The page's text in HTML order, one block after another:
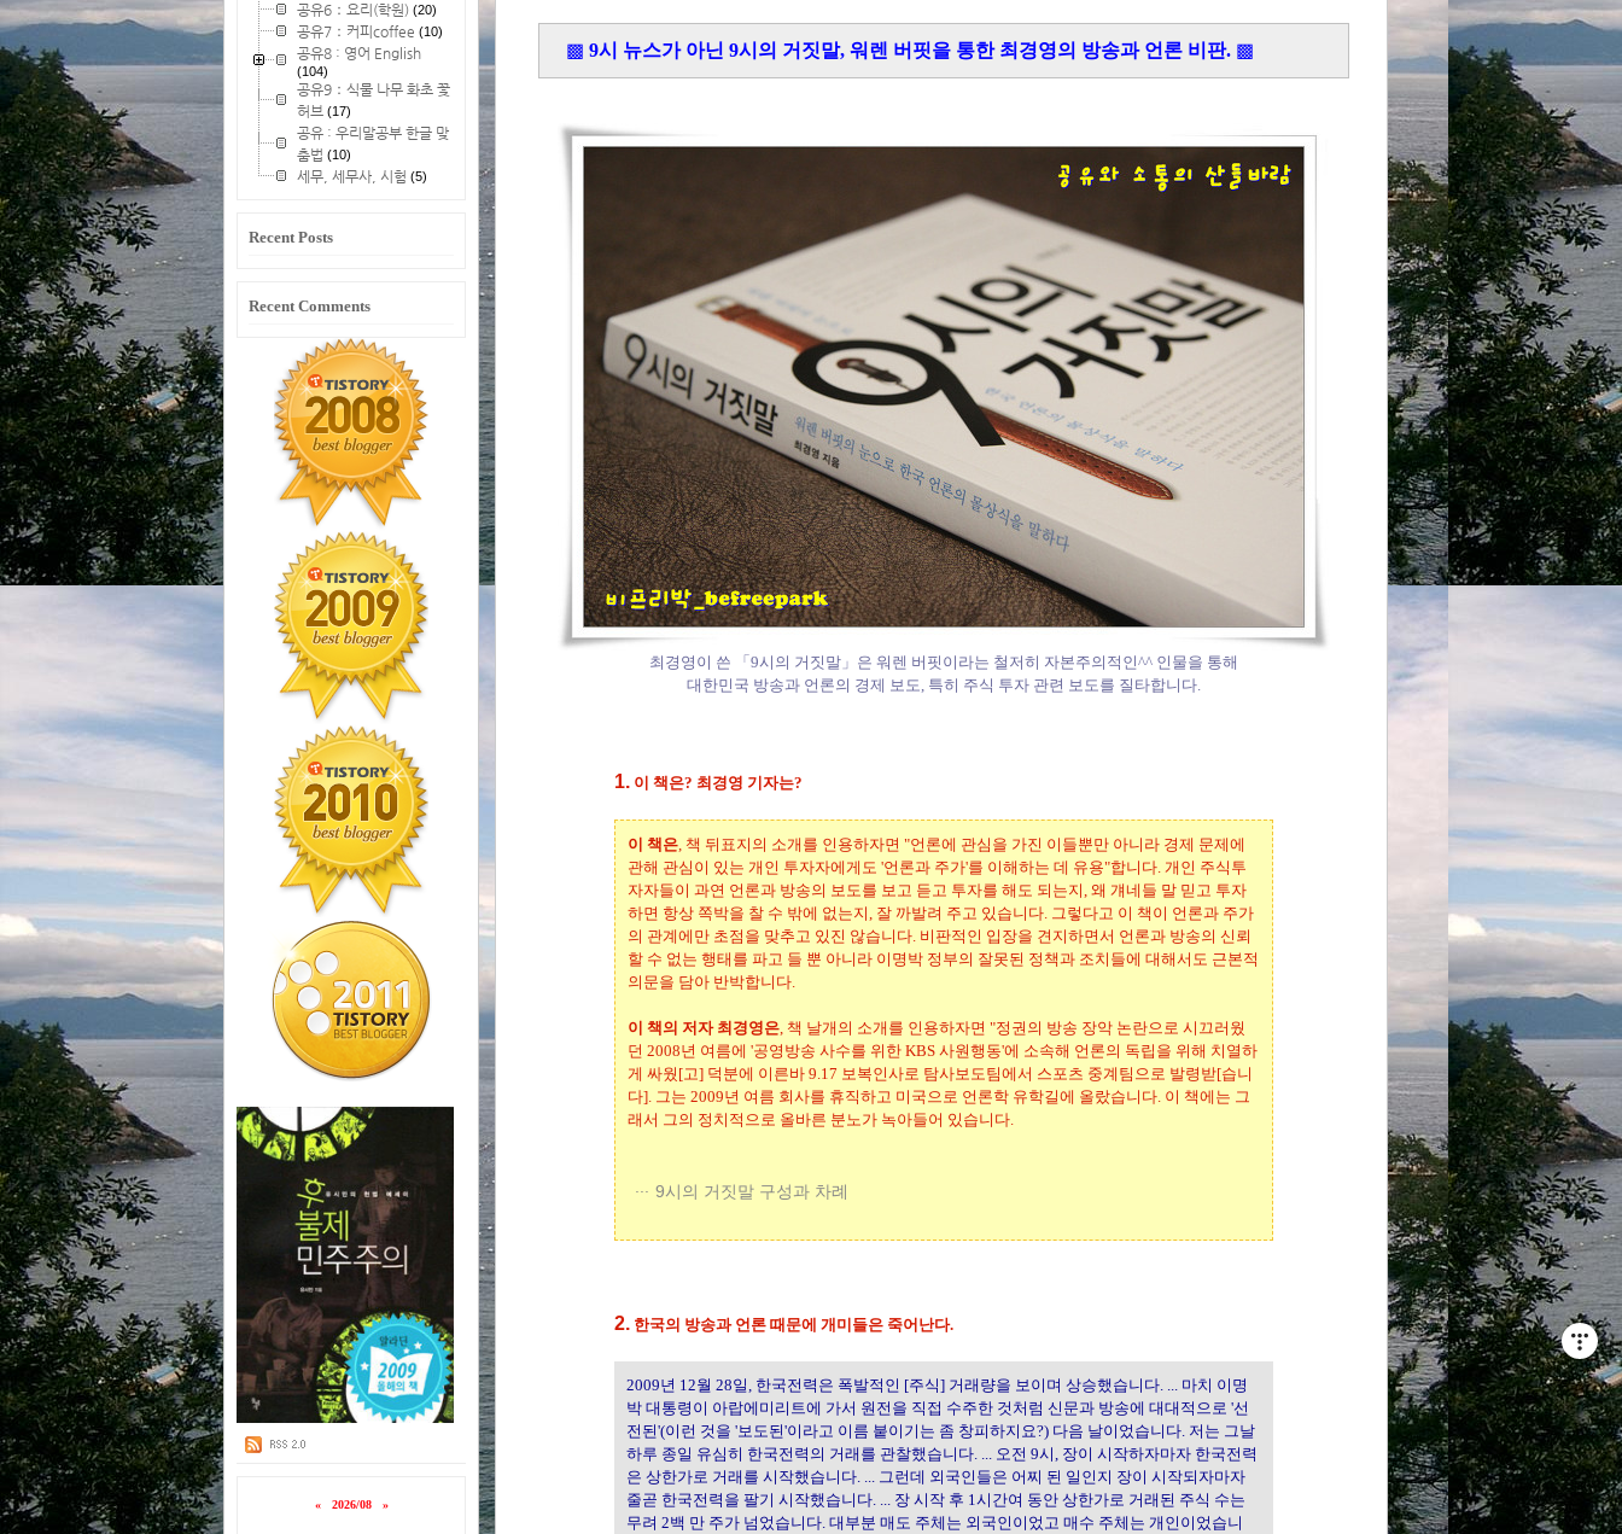
공유6：요리(학원)(20)
공유7：커피coffee (10)
공유8 : 영어 English
(104)
공유9：식물 나무 화초 꽃
허브 (17)
공유 : 우리말공부 한글 맞
춤법 (10)
세무, 세무사, 시험 (5)
Recent Posts
Recent Comments
« 2026/08 »
▩ 9시 뉴스가 아닌 9시의 거짓말, 워렌 버핏을 통한 최경영의 방송과 언론 비판. ▩
최경영이 쓴 「9시의 거짓말」은 워렌 버핏이라는 철저히 자본주의적인^^ 인물을 통해
대한민국 방송과 언론의 경제 보도, 특히 주식 투자 관련 보도를 질타합니다.
1.이 책은? 최경영 기자는?
이 책은, 책 뒤표지의 소개를 인용하자면 "언론에 관심을 가진 이들뿐만 아니라 경제 문제에
관해 관심이 있는 개인 투자자에게도 '언론과 주가'를 이해하는 데 유용"합니다. 개인 주식투
자자들이 과연 언론과 방송의 보도를 보고 듣고 투자를 해도 되는지, 왜 걔네들 말 믿고 투자
하면 항상 쪽박을 찰 수 밖에 없는지, 잘 까발려 주고 있습니다. 그렇다고 이 책이 언론과 주가
의 관계에만 초점을 맞추고 있진 않습니다. 비판적인 입장을 견지하면서 언론과 방송의 신뢰
할 수 없는 행태를 파고 들 뿐 아니라 이명박 정부의 잘못된 정책과 조치들에 대해서도 근본적
의문을 담아 반박합니다.
이 책의 저자 최경영은, 책 날개의 소개를 인용하자면 "정권의 방송 장악 논란으로 시끄러웠
던 2008년 여름에 '공영방송 사수를 위한 KBS 사원행동'에 소속해 언론의 독립을 위해 치열하
게 싸웠[고] 덕분에 이른바 9.17 보복인사로 탐사보도팀에서 스포츠 중계팀으로 발령받[습니
다]. 그는 2009년 여름 회사를 휴직하고 미국으로 언론학 유학길에 올랐습니다. 이 책에는 그
래서 그의 정치적으로 올바른 분노가 녹아들어 있습니다.
9시의 거짓말 구성과 차례
2.한국의 방송과 언론 때문에 개미들은 죽어난다.
2009년 12월 28일, 한국전력은 폭발적인 [주식] 거래량을 보이며 상승했습니다. ... 마치 이명
박 대통령이 아랍에미리트에 가서 원전을 직접 수주한 것처럼 신문과 방송에 대대적으로 '선
전된'(이런 것을 '보도된'이라고 이름 붙이기는 좀 창피하지요?) 다음 날이었습니다. 저는 그날
하루 종일 유심히 한국전력의 거래를 관찰했습니다. ... 오전 9시, 장이 시작하자마자 한국전력
은 상한가로 거래를 시작했습니다. ... 그런데 외국인들은 어찌 된 일인지 장이 시작되자마자
줄곧 한국전력을 팔기 시작했습니다. ... 장 시작 후 1시간여 동안 상한가로 거래된 주식 수는
무려 2백 만 주가 넘었습니다. 대부분 매도 주체는 외국인이었고 매수 주체는 개인이었습니